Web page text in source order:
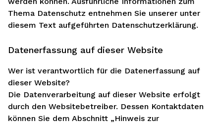
Thema Datenschutz entnehmen Sie unserer unter
diesem Text aufgeführten Datenschutzerklärung.
Datenerfassung auf dieser Website
Wer ist verantwortlich für die Datenerfassung auf
dieser Website?
Die Datenverarbeitung auf dieser Website erfolgt
durch den Websitebetreiber. Dessen Kontaktdaten
können Sie dem Abschnitt „Hinweis zur